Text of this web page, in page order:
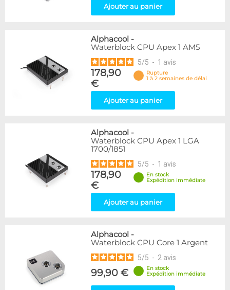
Ajouter au panier
Alphacool -
Waterblock CPU Apex 1 AM5
5/5 - 1 avis
178,90
€
Rupture
1 à 2 semaines de délai
Ajouter au panier
Alphacool -
Waterblock CPU Apex 1 LGA
1700/1851
5/5 - 1 avis
178,90
€
En stock
Expédition immédiate
Ajouter au panier
Alphacool -
Waterblock CPU Core 1 Argent
5/5 - 2 avis
99,90 €
En stock
Expédition immédiate